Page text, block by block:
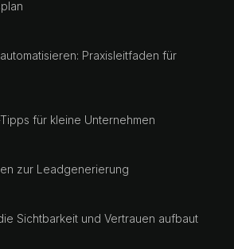
Praxisleitfaden für
für kleine Unternehmen
zur Leadgenerierung
Sichtbarkeit und Vertrauen aufbaut